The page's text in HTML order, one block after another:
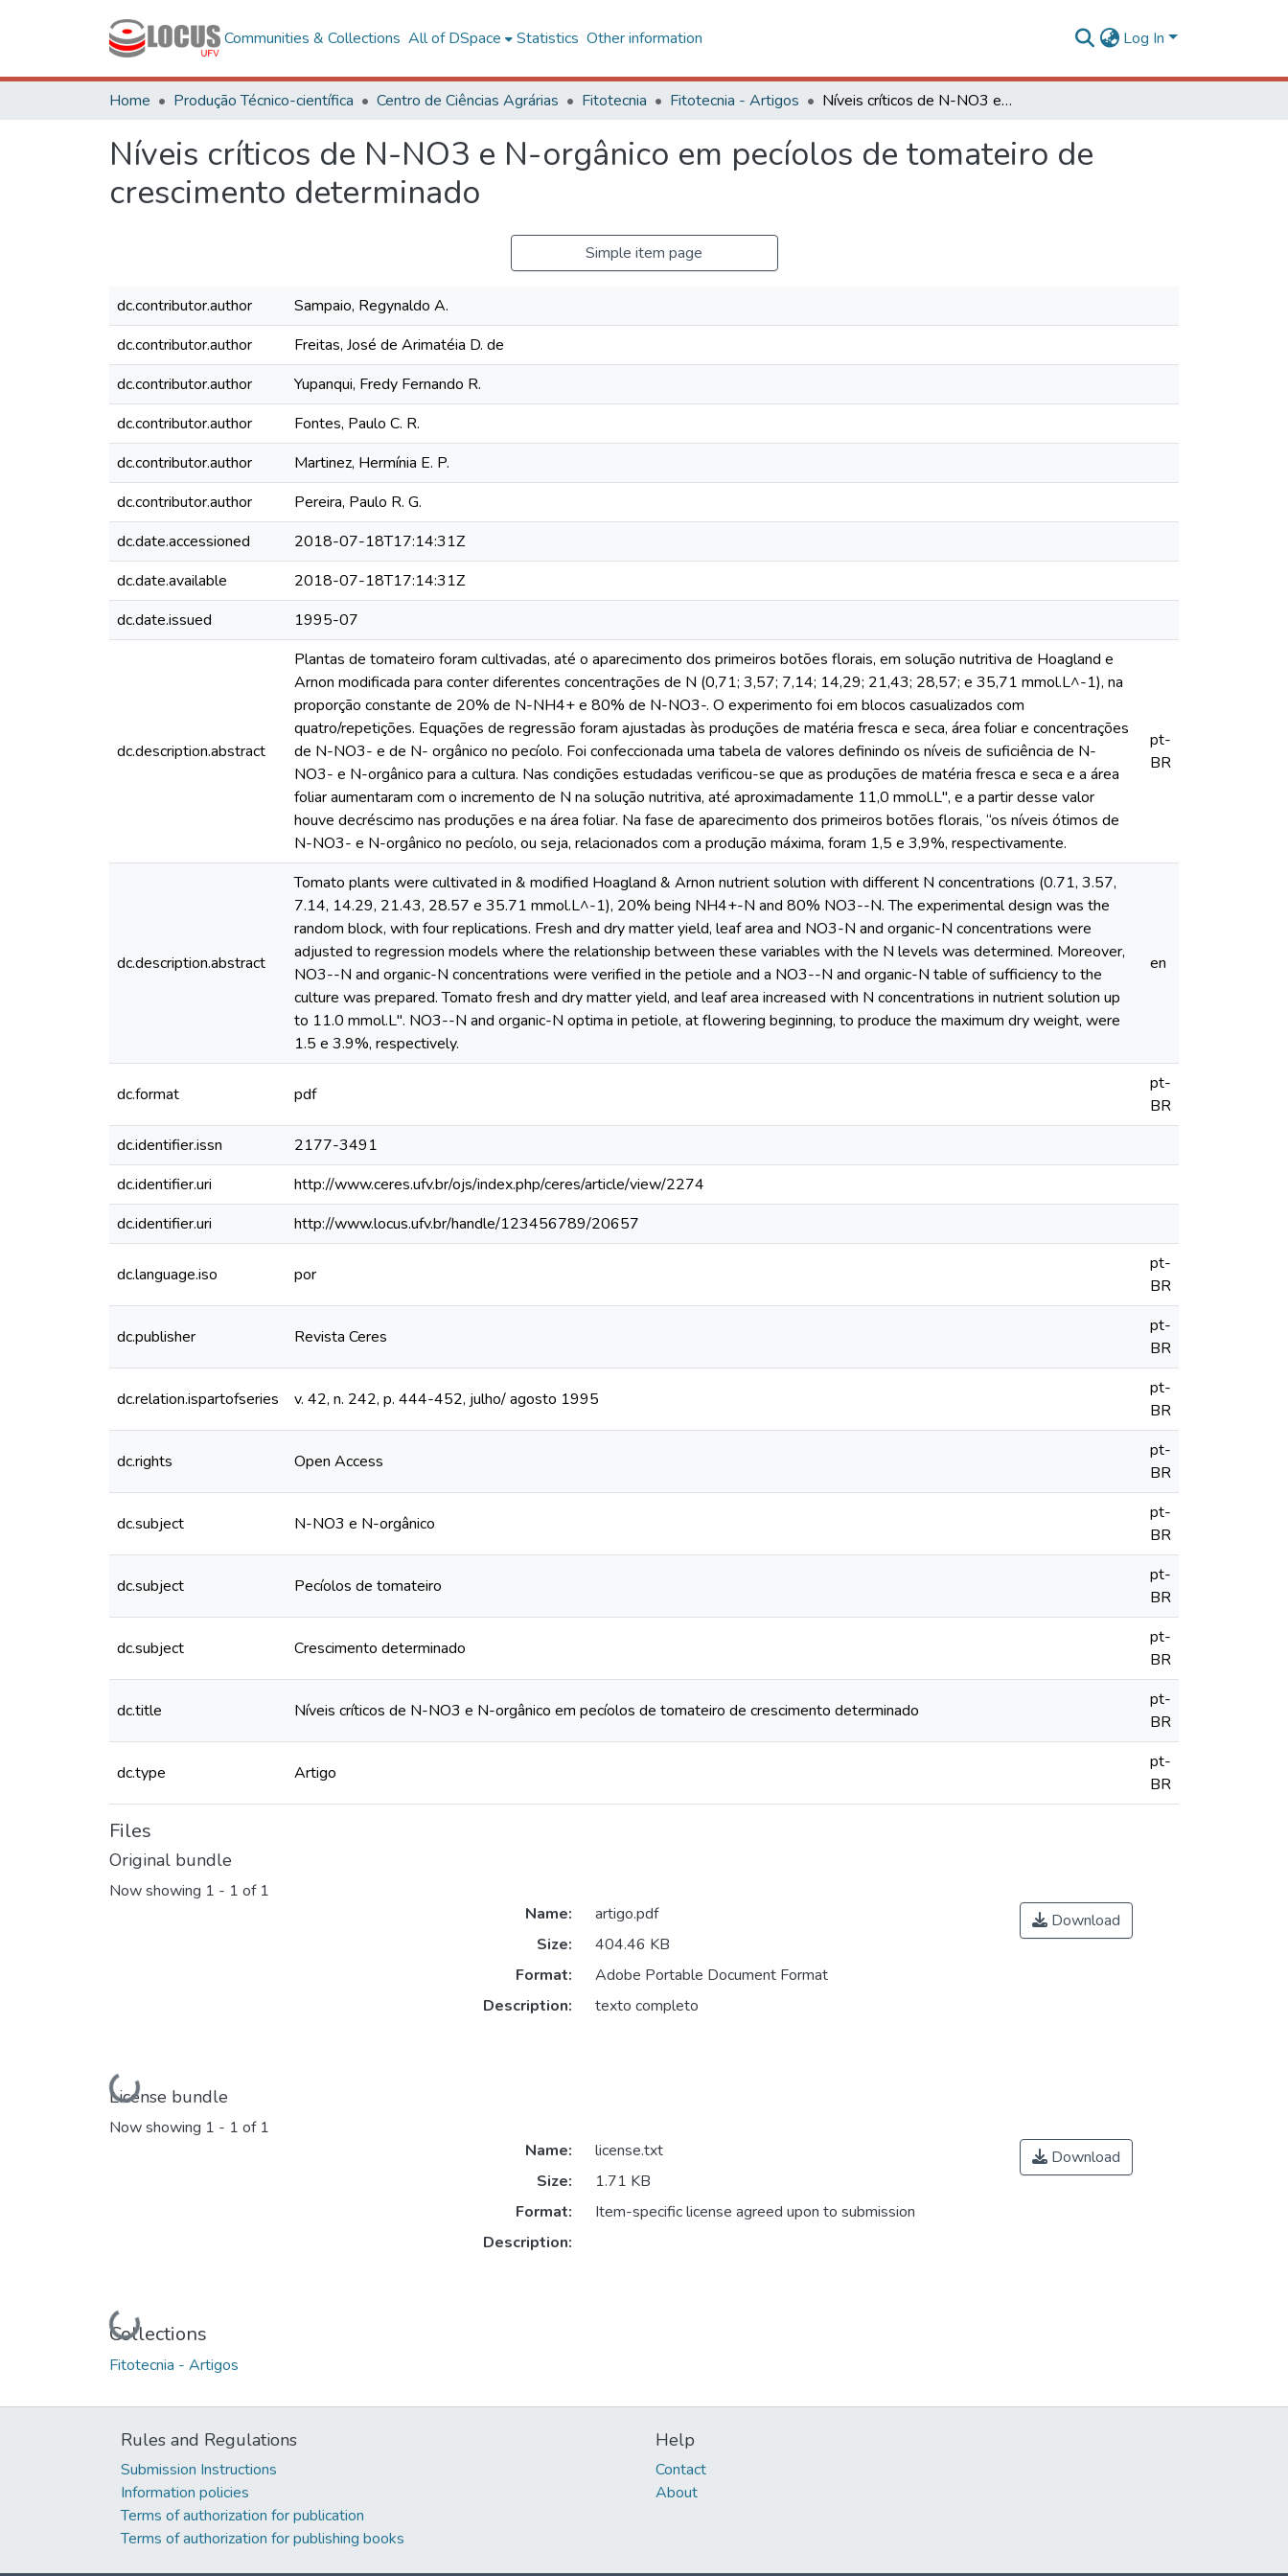
Communities & Collections All of DSpace Statistics Other information Log In
Home Produção Técnico-científica Centro de Ciências Agrárias Fitotecnia Fitotecnia - Artigos Níveis críticos de N-NO3 e N-orgânico em pecíolos de tomateiro de crescimento determinado
Níveis críticos de N-NO3 e N-orgânico em pecíolos de tomateiro de
crescimento determinado
Simple item page
dc.contributor.author
Sampaio, Regynaldo A.
dc.contributor.author
Freitas, José de Arimatéia D. de
dc.contributor.author
Yupanqui, Fredy Fernando R.
dc.contributor.author
Fontes, Paulo C. R.
dc.contributor.author
Martinez, Hermínia E. P.
dc.contributor.author
Pereira, Paulo R. G.
dc.date.accessioned
2018-07-18T17:14:31Z
dc.date.available
2018-07-18T17:14:31Z
dc.date.issued
1995-07
dc.description.abstract
Plantas de tomateiro foram cultivadas, até o aparecimento dos primeiros botões florais, em solução nutritiva de Hoagland e
Arnon modificada para conter diferentes concentrações de N (0,71; 3,57; 7,14; 14,29; 21,43; 28,57; e 35,71 mmol.L^-1), na
proporção constante de 20% de N-NH4+ e 80% de N-NO3-. O experimento foi em blocos casualizados com
quatro/repetições. Equações de regressão foram ajustadas às produções de matéria fresca e seca, área foliar e concentrações
de N-NO3- e de N- orgânico no pecíolo. Foi confeccionada uma tabela de valores definindo os níveis de suficiência de N-
NO3- e N-orgânico para a cultura. Nas condições estudadas verificou-se que as produções de matéria fresca e seca e a área
foliar aumentaram com o incremento de N na solução nutritiva, até aproximadamente 11,0 mmol.L", e a partir desse valor
houve decréscimo nas produções e na área foliar. Na fase de aparecimento dos primeiros botões florais, “os níveis ótimos de
N-NO3- e N-orgânico no pecíolo, ou seja, relacionados com a produção máxima, foram 1,5 e 3,9%, respectivamente.
pt-
BR
dc.description.abstract
Tomato plants were cultivated in & modified Hoagland & Arnon nutrient solution with different N concentrations (0.71, 3.57,
7.14, 14.29, 21.43, 28.57 e 35.71 mmol.L^-1), 20% being NH4+-N and 80% NO3--N. The experimental design was the
random block, with four replications. Fresh and dry matter yield, leaf area and NO3-N and organic-N concentrations were
adjusted to regression models where the relationship between these variables with the N levels was determined. Moreover,
NO3--N and organic-N concentrations were verified in the petiole and a NO3--N and organic-N table of sufficiency to the
culture was prepared. Tomato fresh and dry matter yield, and leaf area increased with N concentrations in nutrient solution up
to 11.0 mmol.L". NO3--N and organic-N optima in petiole, at flowering beginning, to produce the maximum dry weight, were
1.5 e 3.9%, respectively.
en
dc.format pdf
pt-
BR
dc.identifier.issn
2177-3491
dc.identifier.uri
http://www.ceres.ufv.br/ojs/index.php/ceres/article/view/2274
dc.identifier.uri
http://www.locus.ufv.br/handle/123456789/20657
dc.language.iso por
pt-
BR
dc.publisher Revista Ceres
pt-
BR
dc.relation.ispartofseries v. 42, n. 242, p. 444-452, julho/ agosto 1995
pt-
BR
dc.rights Open Access
pt-
BR
dc.subject N-NO3 e N-orgânico
pt-
BR
dc.subject Pecíolos de tomateiro
pt-
BR
dc.subject Crescimento determinado
pt-
BR
dc.title Níveis críticos de N-NO3 e N-orgânico em pecíolos de tomateiro de crescimento determinado
pt-
BR
dc.type Artigo
pt-
BR
Files
Original bundle
Now showing 1 - 1 of 1
Loading...
Name:
artigo.pdf
Size:
404.46 KB
Format:
Adobe Portable Document Format
Description:
texto completo
Download
License bundle
Now showing 1 - 1 of 1
Loading...
Name:
license.txt
Size:
1.71 KB
Format:
Item-specific license agreed upon to submission
Description:
Download
Collections
Fitotecnia - Artigos
Rules and Regulations
Submission Instructions
Information policies
Terms of authorization for publication
Terms of authorization for publishing books
Help
Contact
About